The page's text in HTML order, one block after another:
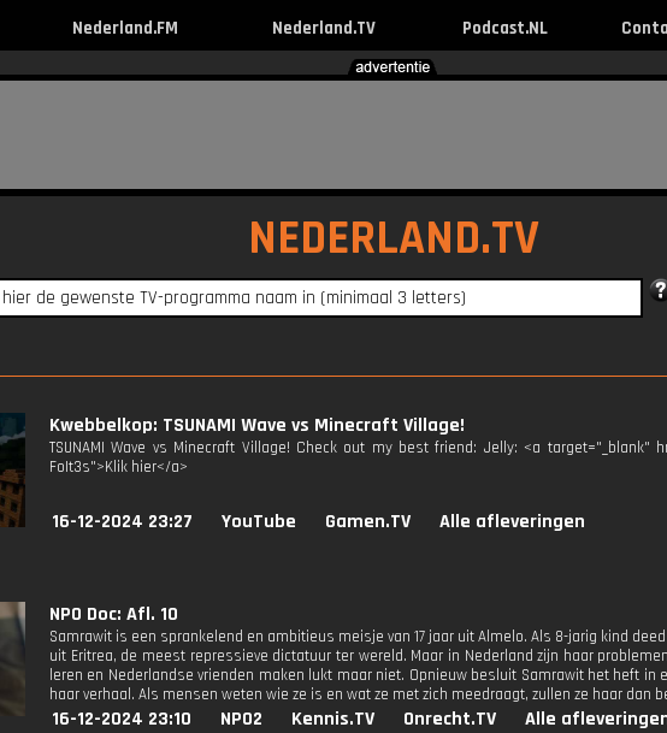
Nederland.FM Nederland.TV Podcast.NL
NEDERLAND.TV
Kwebbelkop: TSUNAMI Wave vs Minecraft Village!
TSUNAMI Wave vs Minecraft Village! Check out my best friend: Jelly: <a target="_blank"
FoIt3s">Klik hier</a>
16-12-2024 23:27 YouTube Gamen.TV Alle afleveringen
NPO Doc: Afl. 10
Samrawit is een sprankelend en ambitieus meisje van 17 jaar uit Almelo. Als 8-jarig kind
uit Eritrea, de meest repressieve dictatuur ter wereld. Maar in Nederland zijn haar
leren en Nederlandse vrienden maken lukt maar niet. Opnieuw besluit Samrawit het heft
haar verhaal. Als mensen weten wie ze is en wat ze met zich meedraagt, zullen ze haar dan
16-12-2024 23:10 NPO2 Kennis.TV Onrecht.TV Alle